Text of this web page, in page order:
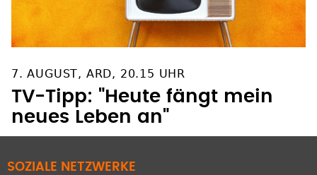
7. AUGUST, ARD, 20.15 UHR
TV-Tipp: "Heute fängt mein
neues Leben an"
SOZIALE NETZWERKE